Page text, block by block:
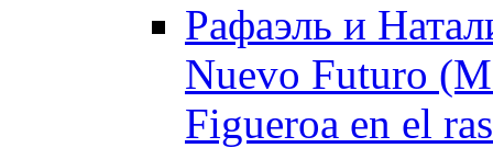
Рафаэль и
Nuevo Futuro
Figueroa en el